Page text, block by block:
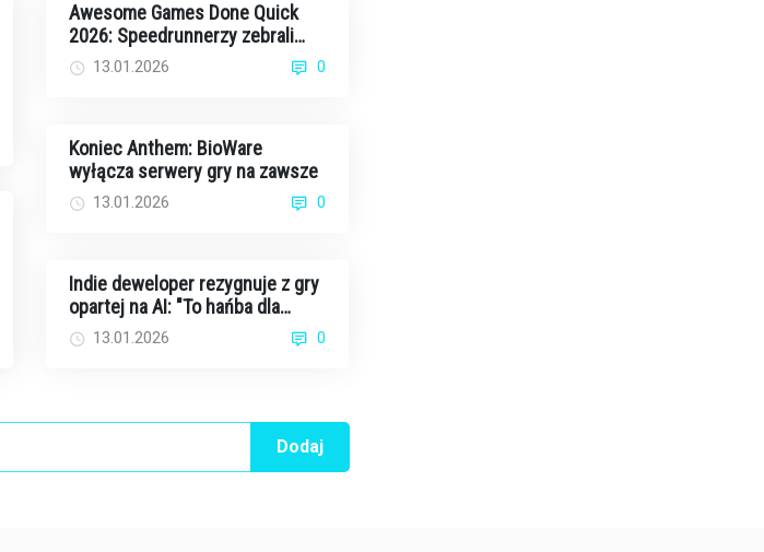
Awesome Games Done Quick
2026: Speedrunnerzy zebrali
rekordowe 2,44 mln dolarów na
walkę z rakiem
13.01.2026 0
Koniec Anthem: BioWare
wyłącza serwery gry na zawsze
13.01.2026 0
Indie deweloper rezygnuje z gry
opartej na AI: "To hańba dla
twórców i graczy"
13.01.2026 0
Dodaj